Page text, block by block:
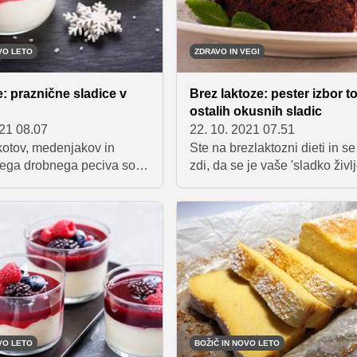
tudi z odličnim okusom.
za svečano kosilo ali večerjo.
LETO
praznične sladice v
08.07
medenjakov in
drobnega peciva so s
bolj prefinjene sladice,
postrežemo na božični
se z njimi sladkamo, ko
vstop v novo leto.
so sladice v kozarcih,
paša za oči, njihova
je hitra in zelo preprosta
tudi ne vključuje peke
ZDRAVO IN VEGI
Brez laktoze: pester izbor
ostalih okusnih sladic
22. 10. 2021 07.51
Ste na brezlaktozni dieti in
zdi, da se je vaše 'sladko
peciva in raznorazne sladice
navadno vsebujejo mlečne
največkrat je to maslo,
sestavini pa sta tudi mleko in
smetana – a če zavihate
roko vzamete kuhalnico, si
okusne sladice brez laktoze
kar sami.
LETO BOŽIČ IN NOVO LETO